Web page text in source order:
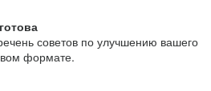
советов по улучшению вашего
формате.